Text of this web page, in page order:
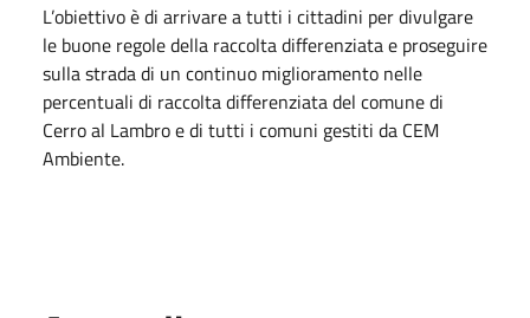
L’obiettivo è di arrivare a tutti i cittadini per divulgare
le buone regole della raccolta differenziata e proseguire
sulla strada di un continuo miglioramento nelle
percentuali di raccolta differenziata del comune di
Cerro al Lambro e di tutti i comuni gestiti da CEM
Ambiente.